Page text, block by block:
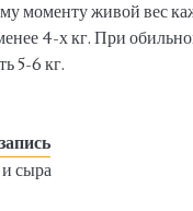
моменту живой вес
4-х кг. При
5-6 кг.
и сыра